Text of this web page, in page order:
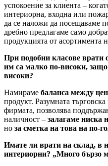
успокоение за клиента –
интериорна, входна или
да се наложи да посещаваме
дребно предлагаме само
продукцията от асортимента
При подобни класове врати
им са малко по-високи,
високи?
Намираме баланса между
продукт. Разумната
фирмата, позволява
наличност – залагаме ниска
но за сметка на това на по-
Имате ли врати на склад, в
интериорни? „Много бързо